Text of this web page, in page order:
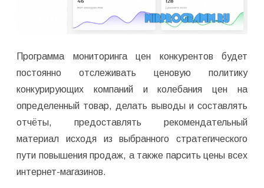
Программа мониторинга цен конкурентов будет
постоянно отслеживать ценовую политику
конкурирующих компаний и колебания цен на
определенный товар, делать выводы и составлять
отчёты, предоставлять рекомендательный
материал исходя из выбранного стратегического
пути повышения продаж, а также парсить цены всех
интернет-магазинов.